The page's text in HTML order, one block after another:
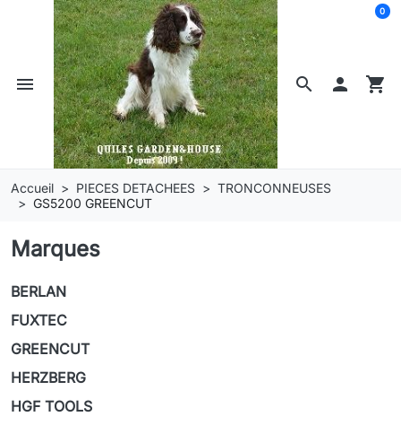
search
menu  shopping_cart
0
Accueil PIECES DETACHEES
TRONCONNEUSES
GS5200 GREENCUT
Marques
BERLAN
FUXTEC
GREENCUT
HERZBERG
HGF TOOLS